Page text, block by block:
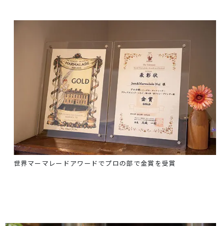
世界マーマレードアワードでプロの部で金賞を受賞